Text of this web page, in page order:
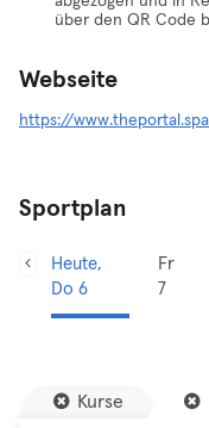
über den QR Code
Webseite
https://
Sportplan
Heute,
Do 6
Fr
7
Kurse